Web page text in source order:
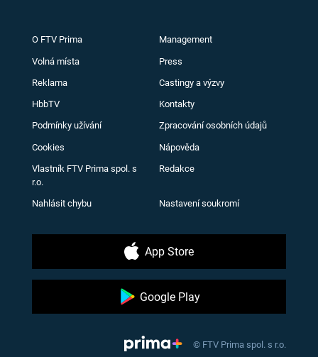
O FTV Prima Management
Volná místa Press
Reklama Castingy a výzvy
HbbTV Kontakty
Podmínky užívání Zpracování osobních údajů
Cookies Nápověda
Vlastník FTV Prima spol. s
r.o.
Redakce
Nahlásit chybu Nastavení soukromí
App Store
Google Play
© FTV Prima spol. s r.o.